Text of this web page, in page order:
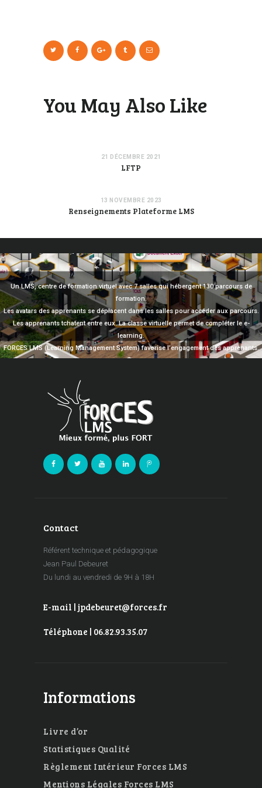
You May Also Like
21 DÉCEMBRE 2021
LFTP
13 NOVEMBRE 2023
Renseignements Plateforme LMS
Un LMS, centre de formation virtuel avec 7 salles qui hébergent 130 parcours de
formation.
Les avatars des apprenants se déplacent dans les salles pour accéder aux parcours.
Les apprenants tchatent entre eux. La classe virtuelle permet de compléter le e-
learning.
FORCES LMS (Learning Management System) favorise l’engagement des apprenants.
Contact
Référent technique et pédagogique
Jean Paul Debeuret
Du lundi au vendredi de 9H à 18H
E-mail | jpdebeuret@forces.fr
Téléphone | 06.82.93.35.07
Informations
Livre d’or
Statistiques Qualité
Règlement Intérieur Forces LMS
Mentions Légales Forces LMS